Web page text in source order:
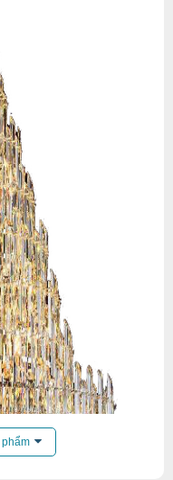
phẩm